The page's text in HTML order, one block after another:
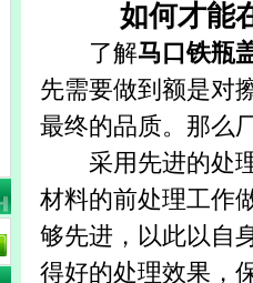
如何才能
了解马口铁瓶
先需要做到额是对
最终的品质。那么
采用先进的处理
材料的前处理工作
够先进，以此以自
得好的处理效果，